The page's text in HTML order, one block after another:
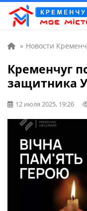
» Новости
Кременчуг
защитника
12 июля 2025, 19:26